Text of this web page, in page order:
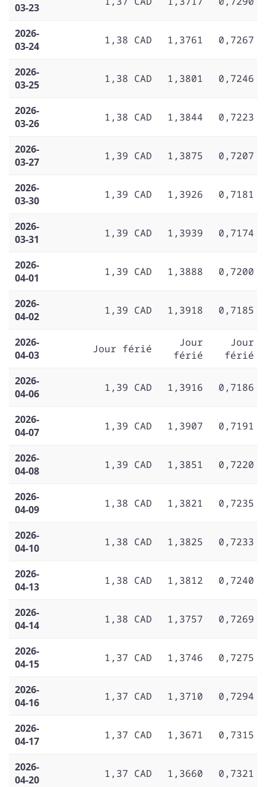
03-23
2026-
03-24
1,38 CAD 1,3761 0,7267
2026-
03-25
1,38 CAD 1,3801 0,7246
2026-
03-26
1,38 CAD 1,3844 0,7223
2026-
03-27
1,39 CAD 1,3875 0,7207
2026-
03-30
1,39 CAD 1,3926 0,7181
2026-
03-31
1,39 CAD 1,3939 0,7174
2026-
04-01
1,39 CAD 1,3888 0,7200
2026-
04-02
1,39 CAD 1,3918 0,7185
2026-
04-03
Jour férié
Jour
férié
Jour
férié
2026-
04-06
1,39 CAD 1,3916 0,7186
2026-
04-07
1,39 CAD 1,3907 0,7191
2026-
04-08
1,39 CAD 1,3851 0,7220
2026-
04-09
1,38 CAD 1,3821 0,7235
2026-
04-10
1,38 CAD 1,3825 0,7233
2026-
04-13
1,38 CAD 1,3812 0,7240
2026-
04-14
1,38 CAD 1,3757 0,7269
2026-
04-15
1,37 CAD 1,3746 0,7275
2026-
04-16
1,37 CAD 1,3710 0,7294
2026-
04-17
1,37 CAD 1,3671 0,7315
2026-
04-20
1,37 CAD 1,3660 0,7321